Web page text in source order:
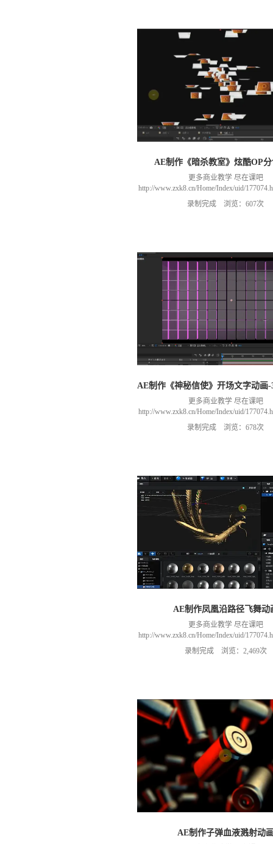
AE制作《暗杀教室》炫酷OP
更多商业教学 尽在课吧
http://www.zxk8.cn/Home/Index/uid/
以加群(课程所用素材和插件，均在
466106974 群里干货满满 可以加我们导
录制完成 浏览：607次
AE制作《神秘信使》开场文字动画
更多商业教学 尽在课吧
http://www.zxk8.cn/Home/Index/uid/
以加群(课程所用素材和插件，均在
466106974 群里干货满满 可以加我们导
录制完成 浏览：678次
AE制作凤凰沿路径飞舞动
更多商业教学 尽在课吧
http://www.zxk8.cn/Home/Index/uid/
以加群(课程所用素材和插件，均在
466106974 群里干货满满 可以加我们导
录制完成 浏览：2,469次
AE制作子弹血液溅射动